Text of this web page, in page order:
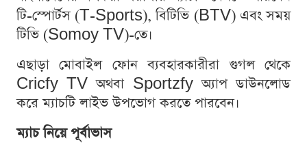
টি-স্পোর্টস (T-Sports), বিটিভি (BTV) এবং সময়
টিভি (Somoy TV)-তে।
এছাড়া মোবাইল ফোন ব্যবহারকারীরা গুগল থেকে
Cricfy TV অথবা Sportzfy অ্যাপ ডাউনলোড
করে ম্যাচটি লাইভ উপভোগ করতে পারবেন।
ম্যাচ নিয়ে পূর্বাভাস